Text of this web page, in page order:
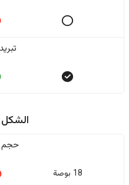
حجم
18 بوصة